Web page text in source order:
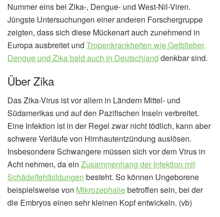
Nummer eins bei Zika-, Dengue- und West-Nil-Viren.
Jüngste Untersuchungen einer anderen Forschergruppe
zeigten, dass sich diese Mückenart auch zunehmend in
Europa ausbreitet und Tropenkrankheiten wie Gelbfieber,
Dengue und Zika bald auch in Deutschland denkbar sind.
Über Zika
Das Zika-Virus ist vor allem in Ländern Mittel- und
Südamerikas und auf den Pazifischen Inseln verbreitet.
Eine Infektion ist in der Regel zwar nicht tödlich, kann aber
schwere Verläufe von Hirnhautentzündung auslösen.
Insbesondere Schwangere müssen sich vor dem Virus in
Acht nehmen, da ein Zusammenhang der Infektion mit
Schädelfehlbildungen besteht. So können Ungeborene
beispielsweise von Mikrozephaliebetroffen sein, bei der
die Embryos einen sehr kleinen Kopf entwickeln. (vb)